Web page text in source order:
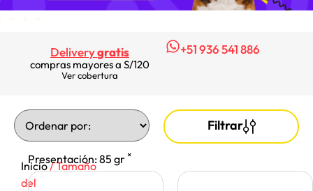
Deliverygratis
compras mayores a S/120
Ver cobertura
+51 936 541 886
Filtrar
Inicio/ Tamaño
del
Presentación:85 gr ×